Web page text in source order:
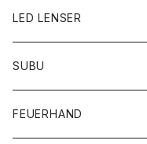
LED LENSER
SUBU
FEUERHAND